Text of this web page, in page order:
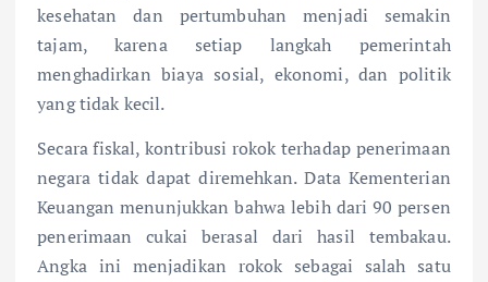
kesehatan dan pertumbuhan menjadi semakin
tajam, karena setiap langkah pemerintah
menghadirkan biaya sosial, ekonomi, dan politik
yang tidak kecil.
Secara fiskal, kontribusi rokok terhadap penerimaan
negara tidak dapat diremehkan. Data Kementerian
Keuangan menunjukkan bahwa lebih dari 90 persen
penerimaan cukai berasal dari hasil tembakau.
Angka ini menjadikan rokok sebagai salah satu